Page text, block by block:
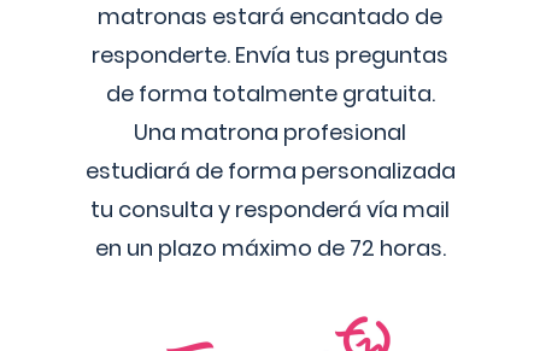
matronas estará encantado de
responderte. Envía tus preguntas
de forma totalmente gratuita.
Una matrona profesional
estudiará de forma personalizada
tu consulta y responderá vía mail
en un plazo máximo de 72 horas.